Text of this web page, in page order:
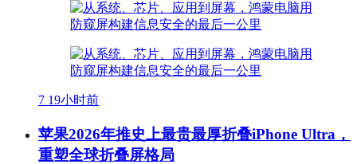
7 19小时前
苹果2026年推史上最贵最厚折叠iPhone Ultra，
重塑全球折叠屏格局